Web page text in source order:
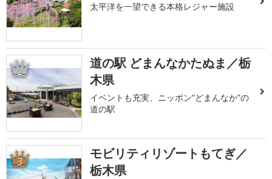
太平洋を一望できる本格レジャー施設
2
道の駅 どまんなかたぬま／栃
木県
イベントも充実、ニッポン“どまんなか”の
道の駅
3
モビリティリゾートもてぎ／
栃木県